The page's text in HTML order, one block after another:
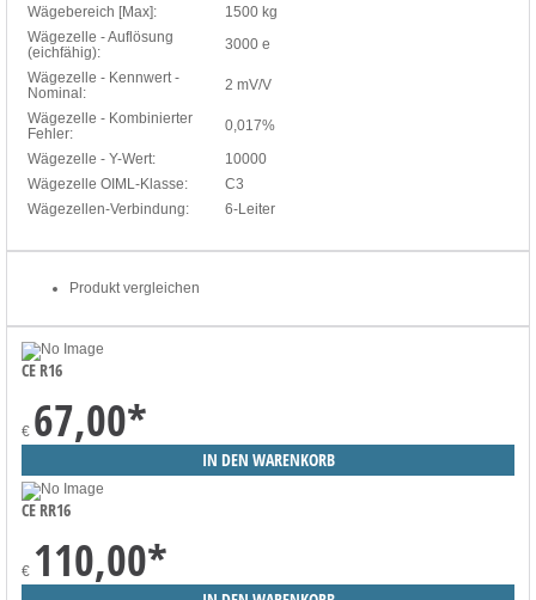
Wägebereich [Max]:
1500 kg
Wägezelle - Auflösung
(eichfähig):
3000 e
Wägezelle - Kennwert -
Nominal:
2 mV/V
Wägezelle - Kombinierter
Fehler:
0,017%
Wägezelle - Y-Wert:
10000
Wägezelle OIML-Klasse:
C3
Wägezellen-Verbindung:
6-Leiter
Produkt vergleichen
CE R16
€ 67,00*
CE RR16
€ 110,00*